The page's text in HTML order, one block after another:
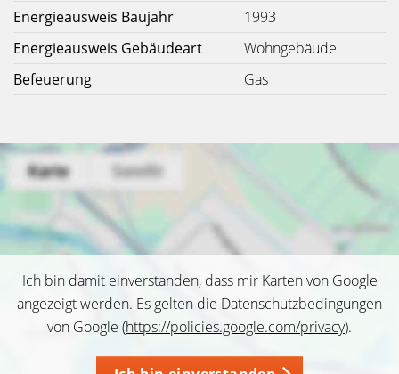
Energieausweis Baujahr
1993
Energieausweis Gebäudeart
Wohngebäude
Befeuerung
Gas
Ich bin damit einverstanden, dass mir Karten von Google
angezeigt werden. Es gelten die Datenschutzbedingungen
von Google (https://policies.google.com/privacy).